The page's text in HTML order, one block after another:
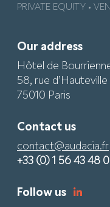
PRIVATE EQUITY •
Our address
Hôtel de
58, rue d’Hauteville
75010 Paris
Contact us
contact@audacia.fr
+33 (0) 1 56 43 48
Follow us